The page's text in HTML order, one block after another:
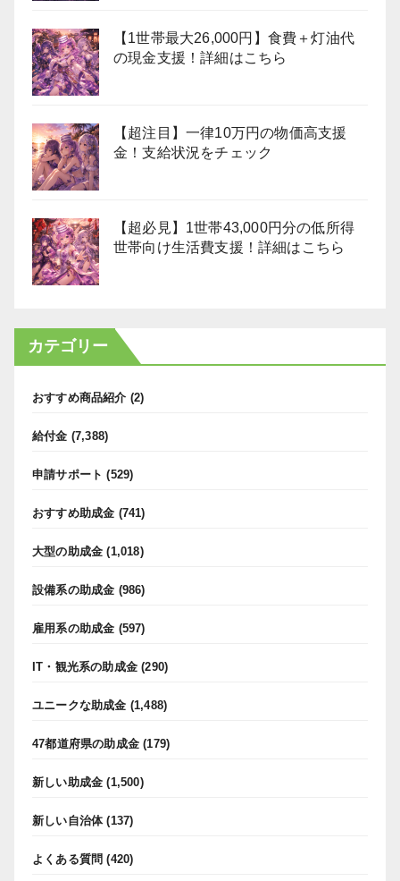
【1世帯最大26,000円】食費＋灯油代
の現金支援！詳細はこちら
【超注目】一律10万円の物価高支援
金！支給状況をチェック
【超必見】1世帯43,000円分の低所得
世帯向け生活費支援！詳細はこちら
カテゴリー
おすすめ商品紹介 (2)
給付金 (7,388)
申請サポート (529)
おすすめ助成金 (741)
大型の助成金 (1,018)
設備系の助成金 (986)
雇用系の助成金 (597)
IT・観光系の助成金 (290)
ユニークな助成金 (1,488)
47都道府県の助成金 (179)
新しい助成金 (1,500)
新しい自治体(137)
よくある質問 (420)